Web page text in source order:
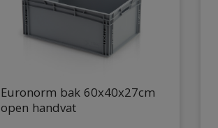
Euronorm bak 60x40x27cm
open handvat